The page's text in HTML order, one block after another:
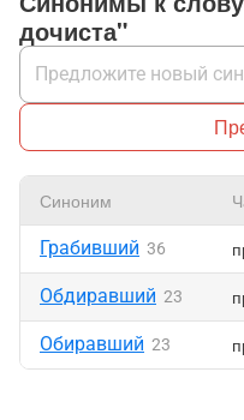
дочиста"
Синоним
Грабивший 36
Обдиравший 23
Обиравший 23